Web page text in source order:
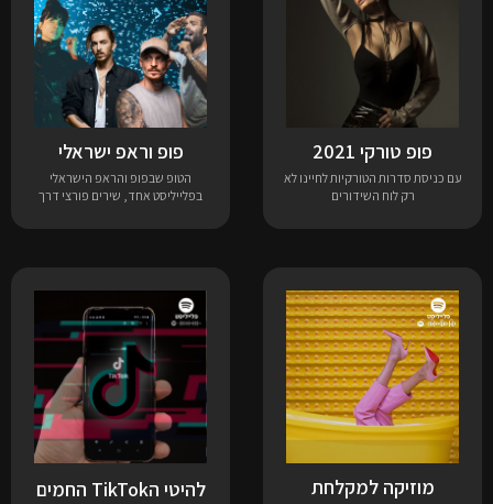
פופ טורקי 2021
עם כניסת סדרות הטורקיות לחיינו לא
רק לוח השידורים
פופ וראפ ישראלי
הטופ שבפופ והראפ הישראלי
בפלייליסט אחד, שירים פורצי דרך
מוזיקה למקלחת להיטי הTikTok החמים